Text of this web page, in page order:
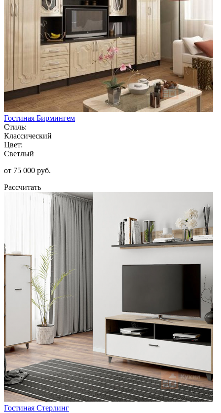
Гостиная Бирмингем
Стиль:
Классический
Цвет:
Светлый
от 75 000 руб.
Рассчитать
Гостиная Стерлинг